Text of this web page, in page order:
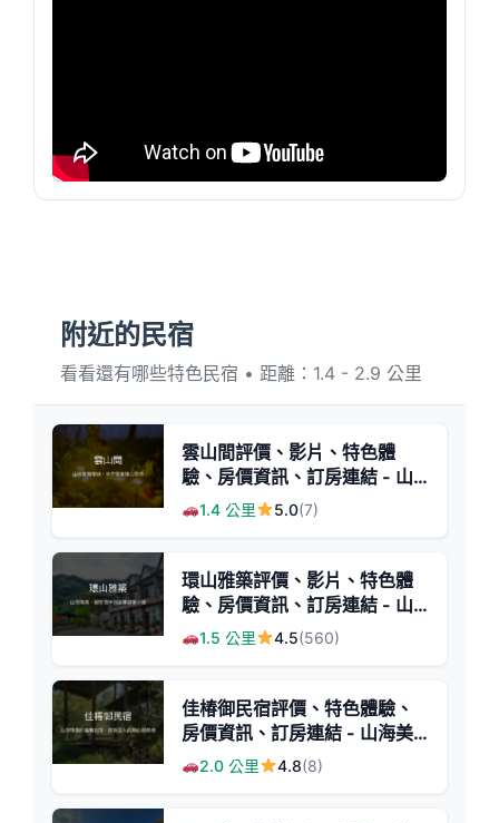
附近的民宿
看看還有哪些特色民宿 • 距離：1.4 - 2.9 公里
雲山間評價、影片、特色體
驗、房價資訊、訂房連結 - 山
林雲海美景與手作美食
1.4 公里 5.0(7)
環山雅築評價、影片、特色體
驗、房價資訊、訂房連結 - 山
海美景寵物友善民宿
1.5 公里 4.5(560)
佳椿御民宿評價、特色體驗、
房價資訊、訂房連結 - 山海美
景與用心經營
2.0 公里 4.8(8)